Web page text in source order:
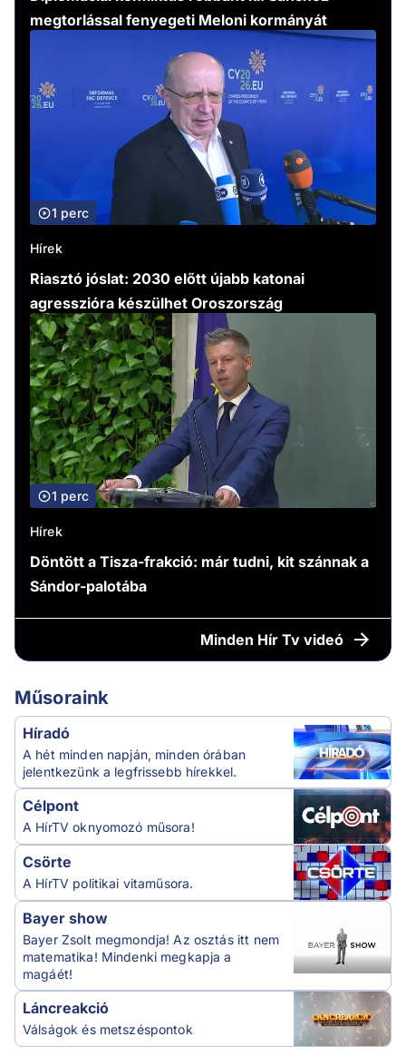
megtorlással fenyegeti Meloni kormányát
1 perc
Hírek
Riasztó jóslat: 2030 előtt újabb katonai
agresszióra készülhet Oroszország
1 perc
Hírek
Döntött a Tisza-frakció: már tudni, kit szánnak a
Sándor-palotába
Minden Hír Tv videó
Műsoraink
Híradó
A hét minden napján, minden órában
jelentkezünk a legfrissebb hírekkel.
Célpont
A HírTV oknyomozó műsora!
Csörte
A HírTV politikai vitaműsora.
Bayer show
Bayer Zsolt megmondja! Az osztás itt nem
matematika! Mindenki megkapja a
magáét!
Láncreakció
Válságok és metszéspontok